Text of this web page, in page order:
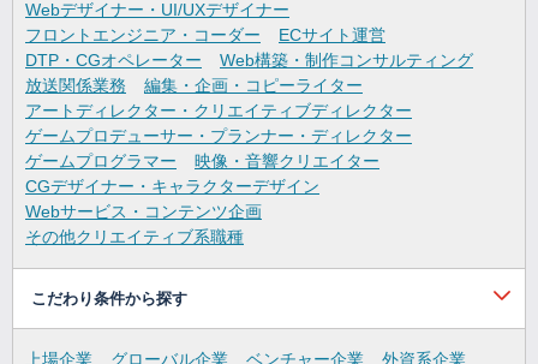
Webデザイナー・UI/UXデザイナー
フロントエンジニア・コーダー
ECサイト運営
DTP・CGオペレーター
Web構築・制作コンサルティング
放送関係業務
編集・企画・コピーライター
アートディレクター・クリエイティブディレクター
ゲームプロデューサー・プランナー・ディレクター
ゲームプログラマー
映像・音響クリエイター
CGデザイナー・キャラクターデザイン
Webサービス・コンテンツ企画
その他クリエイティブ系職種
こだわり条件から探す
上場企業 グローバル企業 ベンチャー企業
外資系企業